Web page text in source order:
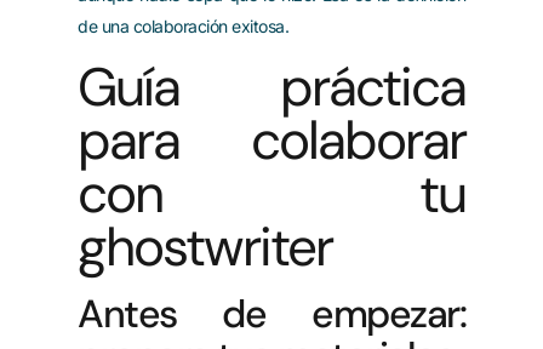
de una colaboración exitosa.
Guía práctica
para colaborar
con tu
ghostwriter
Antes de empezar: